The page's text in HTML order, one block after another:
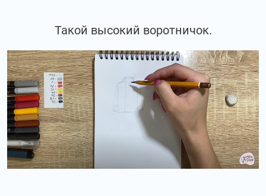
Такой высокий воротничок.